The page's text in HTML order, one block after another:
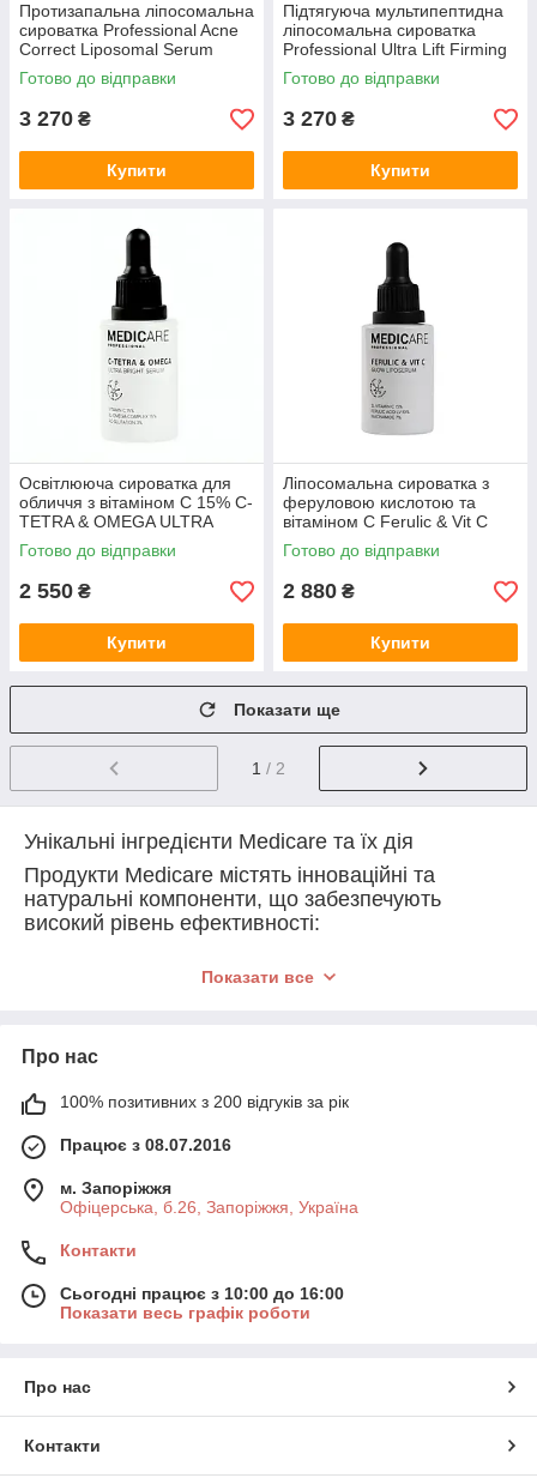
Протизапальна ліпосомальна
сироватка Professional Acne
Correct Liposomal Serum
Medicare, 30 мл
Готово до відправки
3 270 ₴
Купити
Підтягуюча мультипептидна
ліпосомальна сироватка
Professional Ultra Lift Firming
Liposerum Medicare, 30 мл
Готово до відправки
3 270 ₴
Купити
Освітлююча сироватка для
обличчя з вітаміном C 15% C-
TETRA & OMEGA ULTRA
BRIGHT SERUM Medicare, 30
мл
Готово до відправки
2 550 ₴
Купити
Ліпосомальна сироватка з
феруловою кислотою та
вітаміном C Ferulic & Vit C
Glow Liposerum Medicare, 30
мл
Готово до відправки
2 880 ₴
Купити
Показати ще
1 / 2
Унікальні інгредієнти Medicare та їх дія
Продукти Medicare містять інноваційні та
натуральні компоненти, що забезпечують
високий рівень ефективності:
зволоження, запобігає зневодненню шкіри.
🔹Коензим Q10
🔹
Ніацинамід (вітамін B3) – освітлює шкіру,
🔹
Центелла азіатська
🔹
Кераміди– зміцнюють захисний бар’єр
шкіри, запобігають втраті вологи.
🔹
Саліцилова кислота
бореться із запаленнями.
🔹 Арбутин – освітлює гіперпігментацію та
вирівнює тон шкіри.
радикалів.
Як використовувати косметику Medicare?
Щоб досягти максимального ефекту, важливо
Показати все
Про нас
100% позитивних з 200 відгуків за рік
Працює з 08.07.2016
м. Запоріжжя
Офіцерська, б.26, Запоріжжя, Україна
Контакти
Сьогодні працює з 10:00 до 16:00
Показати весь графік роботи
Про нас
Контакти